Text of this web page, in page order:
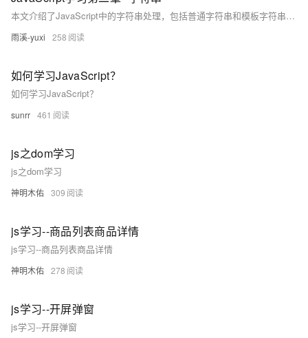
本文介绍了JavaScript中的字符串处理，包括普通字符串和模板字符串的使用方法及常见字符串操作方法如`charAt`、`concat`、`endsWith`等，适合前端学习者参考。作者是一位热爱前端技术的大一学生，专注于分享实用的编程技巧。
雨溪-yuxi 258
如何学习JavaScript？
如何学习JavaScript？
sunrr 461
js之dom学习
js之dom学习
神明木佑 309
js学习--商品列表商品详情
js学习--商品列表商品详情
神明木佑 278
js学习--开屏弹窗
js学习--开屏弹窗